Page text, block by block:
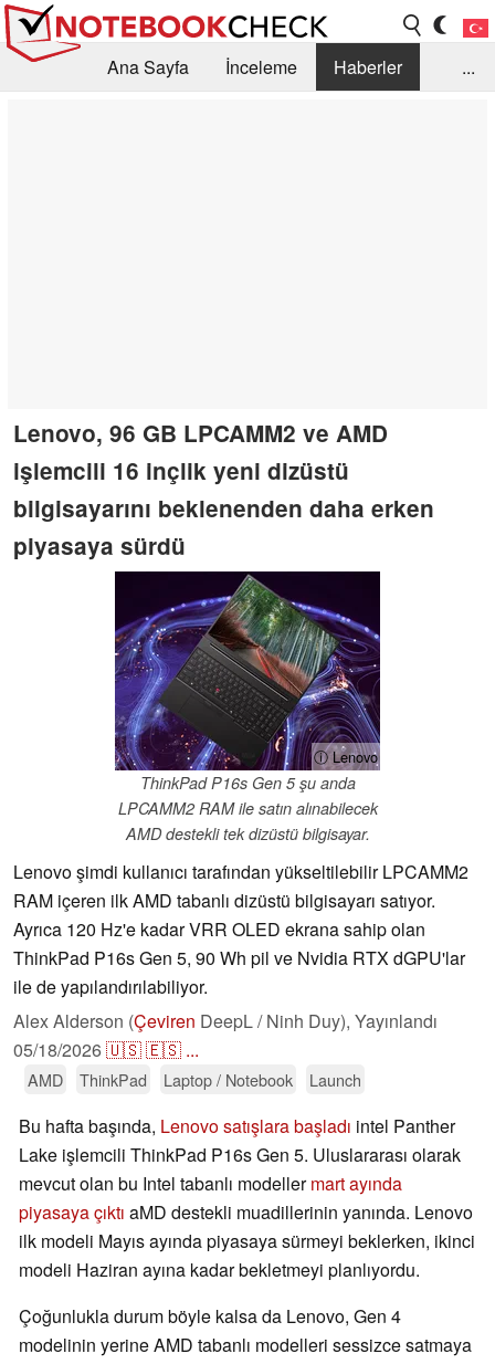
Ana Sayfa İnceleme
Haberler
...
Lenovo, 96 GB LPCAMM2 ve AMD
işlemcili 16 inçlik yeni dizüstü
bilgisayarını beklenenden daha erken
piyasaya sürdü
ⓘ Lenovo
ThinkPad P16s Gen 5 şu anda
LPCAMM2 RAM ile satın alınabilecek
AMD destekli tek dizüstü bilgisayar.
Lenovo şimdi kullanıcı tarafından yükseltilebilir LPCAMM2
RAM içeren ilk AMD tabanlı dizüstü bilgisayarı satıyor.
Ayrıca 120 Hz'e kadar VRR OLED ekrana sahip olan
ThinkPad P16s Gen 5, 90 Wh pil ve Nvidia RTX dGPU'lar
ile de yapılandırılabiliyor.
Alex Alderson (Çeviren DeepL / Ninh Duy), Yayınlandı
05/18/2026🇺🇸🇪🇸 ...
AMD ThinkPad Laptop / Notebook Launch
Bu hafta başında, Lenovo satışlara başladı intel Panther
Lake işlemcili ThinkPad P16s Gen 5. Uluslararası olarak
mevcut olan bu Intel tabanlı modellermart ayında
piyasaya çıktı aMD destekli muadillerinin yanında. Lenovo
ilk modeli Mayıs ayında piyasaya sürmeyi beklerken, ikinci
modeli Haziran ayına kadar bekletmeyi planlıyordu.
Çoğunlukla durum böyle kalsa da Lenovo, Gen 4
modelinin yerine AMD tabanlı modelleri sessizce satmaya